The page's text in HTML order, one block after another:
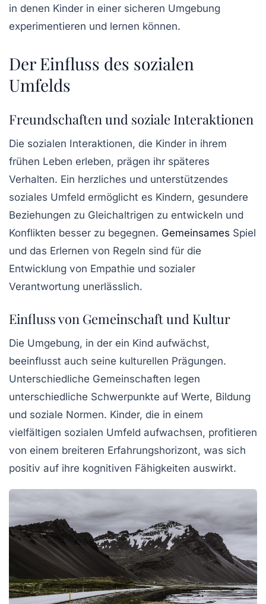
in denen Kinder in einer sicheren Umgebung
experimentieren und lernen können.
Der Einfluss des sozialen
Umfelds
Freundschaften und soziale Interaktionen
Die sozialen Interaktionen, die Kinder in ihrem
frühen Leben erleben, prägen ihr späteres
Verhalten. Ein herzliches und unterstützendes
soziales Umfeld ermöglicht es Kindern, gesundere
Beziehungen zu Gleichaltrigen zu entwickeln und
Konflikten besser zu begegnen. Gemeinsames Spiel
und das Erlernen von Regeln sind für die
Entwicklung von Empathie und sozialer
Verantwortung unerlässlich.
Einfluss von Gemeinschaft und Kultur
Die Umgebung, in der ein Kind aufwächst,
beeinflusst auch seine kulturellen Prägungen.
Unterschiedliche Gemeinschaften legen
unterschiedliche Schwerpunkte auf Werte, Bildung
und soziale Normen. Kinder, die in einem
vielfältigen sozialen Umfeld aufwachsen, profitieren
von einem breiteren Erfahrungshorizont, was sich
positiv auf ihre kognitiven Fähigkeiten auswirkt.